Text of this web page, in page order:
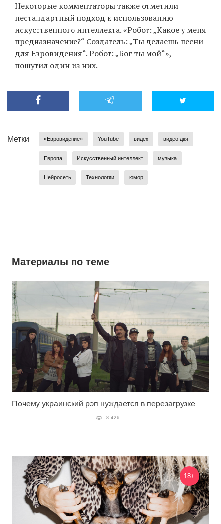
Некоторые комментаторы также отметили
нестандартный подход к использованию
искусственного интеллекта. «Робот: „Какое у меня
предназначение?“ Создатель: „Ты делаешь песни
для Евровидения“. Робот: „Бог ты мой“», —
пошутил один из них.
Метки «Евровидение» YouTube видео видео дня
Европа Искусственный интеллект музыка
Нейросеть Технологии юмор
Материалы по теме
Почему украинский рэп нуждается в перезагрузке
8 426
18+